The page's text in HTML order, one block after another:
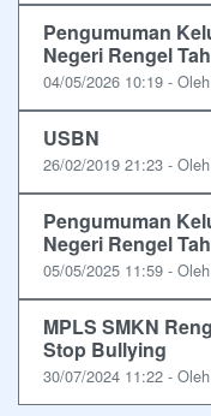
Pengumuman
Negeri Rengel
04/05/2026 10:19 -
USBN
26/02/2019 21:23 -
Pengumuman
Negeri Rengel
05/05/2025 11:59 -
MPLS SMKN
Stop Bullying
30/07/2024 11:22 -